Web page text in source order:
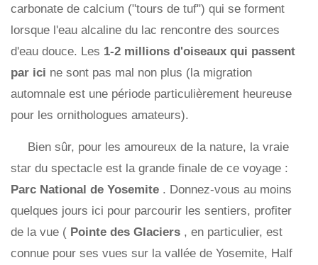
carbonate de calcium ("tours de tuf") qui se forment
lorsque l'eau alcaline du lac rencontre des sources
d'eau douce. Les 1-2 millions d'oiseaux qui passent
par ici ne sont pas mal non plus (la migration
automnale est une période particulièrement heureuse
pour les ornithologues amateurs).
Bien sûr, pour les amoureux de la nature, la vraie
star du spectacle est la grande finale de ce voyage :
Parc National de Yosemite . Donnez-vous au moins
quelques jours ici pour parcourir les sentiers, profiter
de la vue ( Pointe des Glaciers , en particulier, est
connue pour ses vues sur la vallée de Yosemite, Half